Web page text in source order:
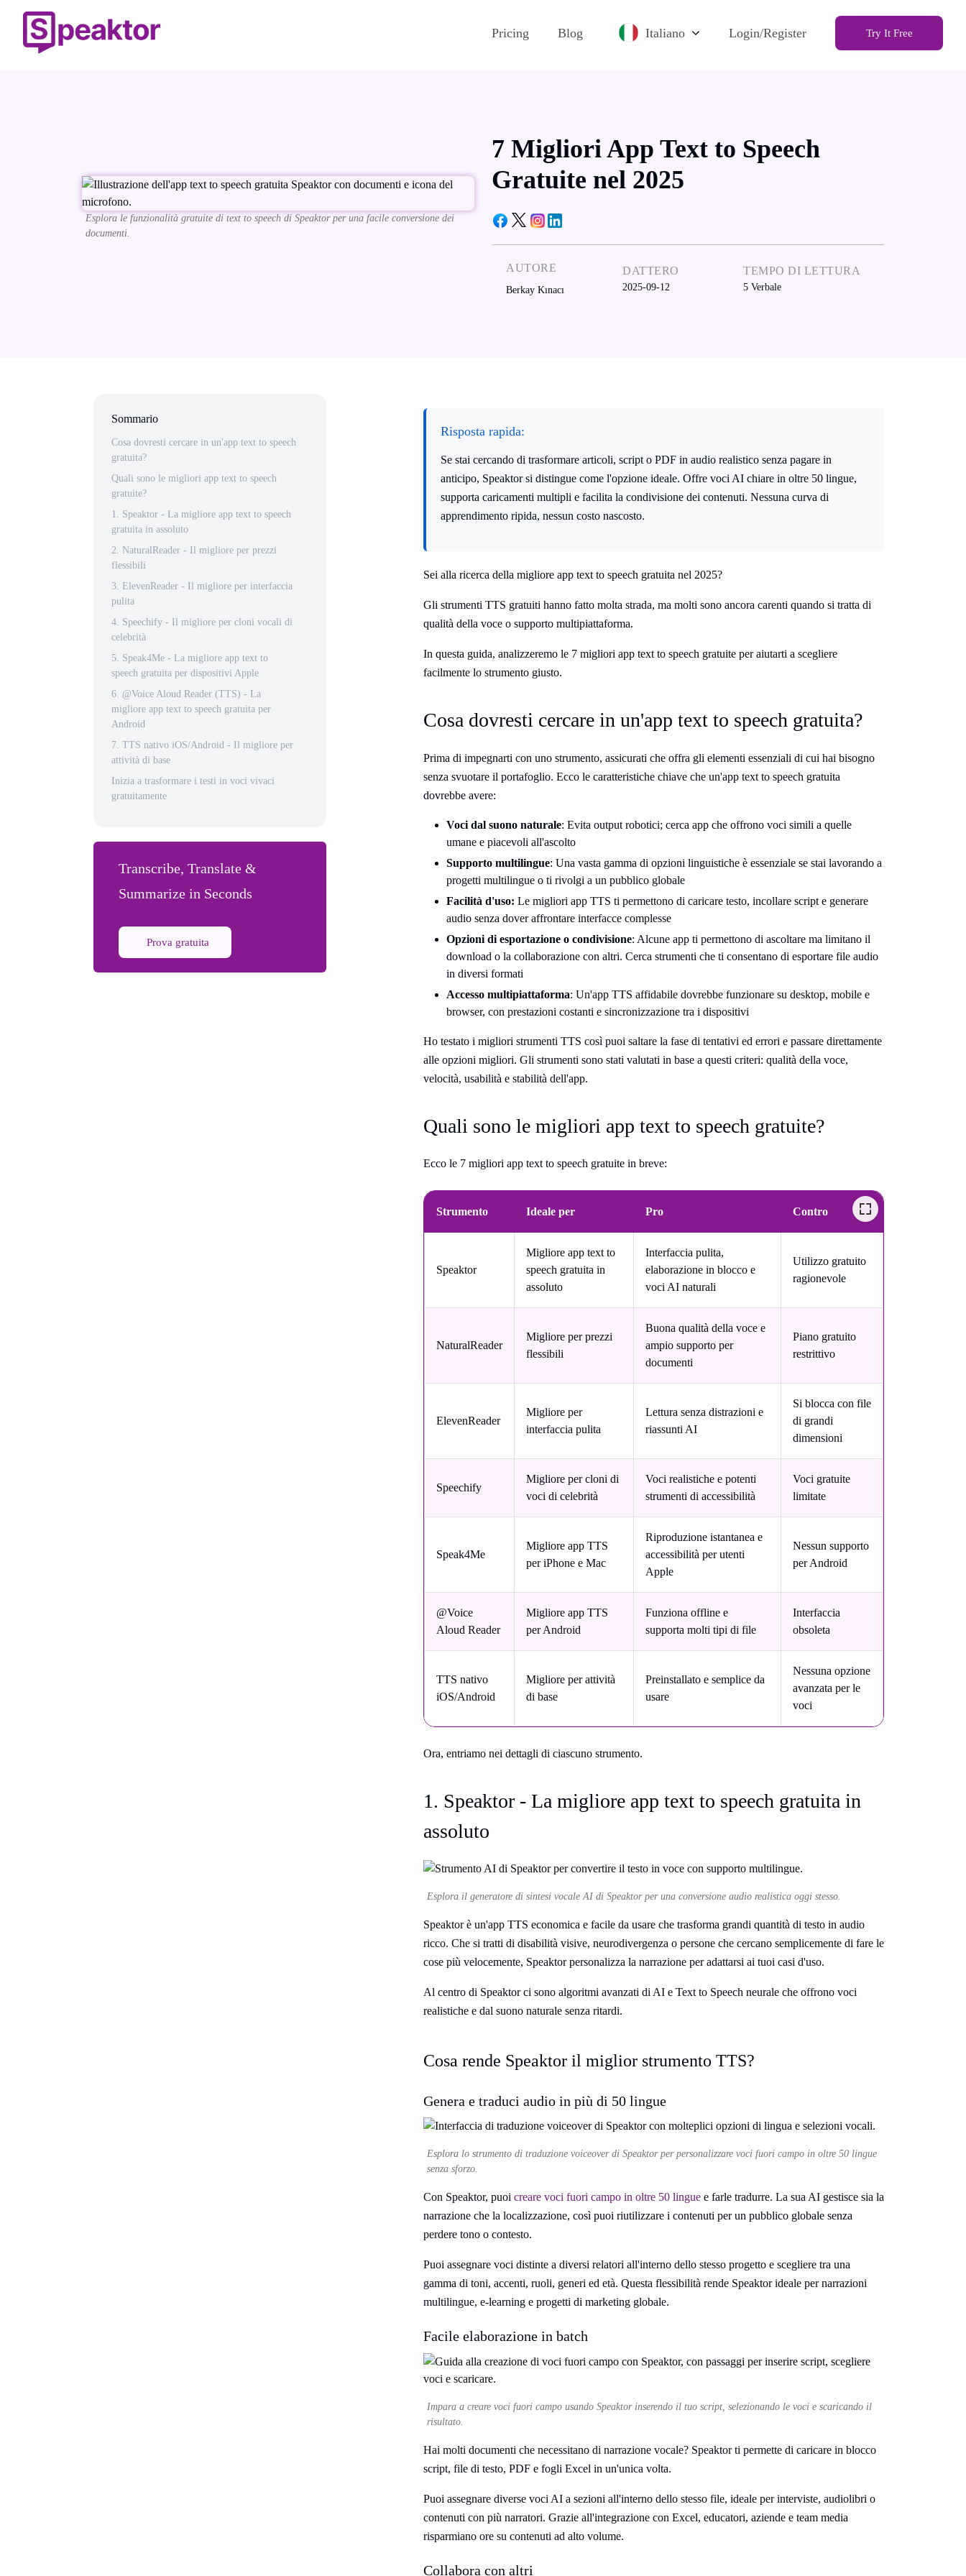
Pricing Blog Italiano Login/Register Try It Free
Esplora le funzionalità gratuite di text to speech di Speaktor per una facile conversione dei
documenti.
7 Migliori App Text to Speech
Gratuite nel 2025
AUTORE
Berkay Kınacı
DATTERO
2025-09-12
TEMPO DI LETTURA
5 Verbale
Sommario
Cosa dovresti cercare in un'app text to speech
gratuita?
Quali sono le migliori app text to speech
gratuite?
1. Speaktor - La migliore app text to speech
gratuita in assoluto
2. NaturalReader - Il migliore per prezzi
flessibili
3. ElevenReader - Il migliore per interfaccia
pulita
4. Speechify - Il migliore per cloni vocali di
celebrità
5. Speak4Me - La migliore app text to
speech gratuita per dispositivi Apple
6. @Voice Aloud Reader (TTS) - La
migliore app text to speech gratuita per
Android
7. TTS nativo iOS/Android - Il migliore per
attività di base
Inizia a trasformare i testi in voci vivaci
gratuitamente
Transcribe, Translate &
Summarize in Seconds
Prova gratuita
Risposta rapida:
Se stai cercando di trasformare articoli, script o PDF in audio realistico senza pagare in
anticipo, Speaktor si distingue come l'opzione ideale. Offre voci AI chiare in oltre 50 lingue,
supporta caricamenti multipli e facilita la condivisione dei contenuti. Nessuna curva di
apprendimento ripida, nessun costo nascosto.
Sei alla ricerca della migliore app text to speech gratuita nel 2025?
Gli strumenti TTS gratuiti hanno fatto molta strada, ma molti sono ancora carenti quando si tratta di
qualità della voce o supporto multipiattaforma.
In questa guida, analizzeremo le 7 migliori app text to speech gratuite per aiutarti a scegliere
facilmente lo strumento giusto.
Cosa dovresti cercare in un'app text to speech gratuita?
Prima di impegnarti con uno strumento, assicurati che offra gli elementi essenziali di cui hai bisogno
senza svuotare il portafoglio. Ecco le caratteristiche chiave che un'app text to speech gratuita
dovrebbe avere:
Voci dal suono naturale: Evita output robotici; cerca app che offrono voci simili a quelle
umane e piacevoli all'ascolto
Supporto multilingue: Una vasta gamma di opzioni linguistiche è essenziale se stai lavorando a
progetti multilingue o ti rivolgi a un pubblico globale
Facilità d'uso: Le migliori app TTS ti permettono di caricare testo, incollare script e generare
audio senza dover affrontare interfacce complesse
Opzioni di esportazione o condivisione: Alcune app ti permettono di ascoltare ma limitano il
download o la collaborazione con altri. Cerca strumenti che ti consentano di esportare file audio
in diversi formati
Accesso multipiattaforma: Un'app TTS affidabile dovrebbe funzionare su desktop, mobile e
browser, con prestazioni costanti e sincronizzazione tra i dispositivi
Ho testato i migliori strumenti TTS così puoi saltare la fase di tentativi ed errori e passare direttamente
alle opzioni migliori. Gli strumenti sono stati valutati in base a questi criteri: qualità della voce,
velocità, usabilità e stabilità dell'app.
Quali sono le migliori app text to speech gratuite?
Ecco le 7 migliori app text to speech gratuite in breve:
Strumento Ideale per Pro Contro
Speaktor
Migliore app text to
speech gratuita in
assoluto
Interfaccia pulita,
elaborazione in blocco e
voci AI naturali
Utilizzo gratuito
ragionevole
NaturalReader
Migliore per prezzi
flessibili
Buona qualità della voce e
ampio supporto per
documenti
Piano gratuito
restrittivo
ElevenReader
Migliore per
interfaccia pulita
Lettura senza distrazioni e
riassunti AI
Si blocca con file
di grandi
dimensioni
Speechify
Migliore per cloni di
voci di celebrità
Voci realistiche e potenti
strumenti di accessibilità
Voci gratuite
limitate
Speak4Me
Migliore app TTS
per iPhone e Mac
Riproduzione istantanea e
accessibilità per utenti
Apple
Nessun supporto
per Android
@Voice
Aloud Reader
Migliore app TTS
per Android
Funziona offline e
supporta molti tipi di file
Interfaccia
obsoleta
TTS nativo
iOS/Android
Migliore per attività
di base
Preinstallato e semplice da
usare
Nessuna opzione
avanzata per le
voci
Ora, entriamo nei dettagli di ciascuno strumento.
1. Speaktor - La migliore app text to speech gratuita in
assoluto
Esplora il generatore di sintesi vocale AI di Speaktor per una conversione audio realistica oggi stesso.
Speaktor è un'app TTS economica e facile da usare che trasforma grandi quantità di testo in audio
ricco. Che si tratti di disabilità visive, neurodivergenza o persone che cercano semplicemente di fare le
cose più velocemente, Speaktor personalizza la narrazione per adattarsi ai tuoi casi d'uso.
Al centro di Speaktor ci sono algoritmi avanzati di AI e Text to Speech neurale che offrono voci
realistiche e dal suono naturale senza ritardi.
Cosa rende Speaktor il miglior strumento TTS?
Genera e traduci audio in più di 50 lingue
Esplora lo strumento di traduzione voiceover di Speaktor per personalizzare voci fuori campo in oltre 50 lingue
senza sforzo.
Con Speaktor, puoi creare voci fuori campo in oltre 50 lingue e farle tradurre. La sua AI gestisce sia la
narrazione che la localizzazione, così puoi riutilizzare i contenuti per un pubblico globale senza
perdere tono o contesto.
Puoi assegnare voci distinte a diversi relatori all'interno dello stesso progetto e scegliere tra una
gamma di toni, accenti, ruoli, generi ed età. Questa flessibilità rende Speaktor ideale per narrazioni
multilingue, e-learning e progetti di marketing globale.
Facile elaborazione in batch
Impara a creare voci fuori campo usando Speaktor inserendo il tuo script, selezionando le voci e scaricando il
risultato.
Hai molti documenti che necessitano di narrazione vocale? Speaktor ti permette di caricare in blocco
script, file di testo, PDF e fogli Excel in un'unica volta.
Puoi assegnare diverse voci AI a sezioni all'interno dello stesso file, ideale per interviste, audiolibri o
contenuti con più narratori. Grazie all'integrazione con Excel, educatori, aziende e team media
risparmiano ore su contenuti ad alto volume.
Collabora con altri